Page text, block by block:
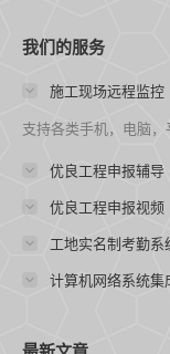
我们的服务
施工现场远程监控
支持各类手机，电脑，
优良工程申报辅导
优良工程申报视频
工地实名制考勤系
计算机网络系统集